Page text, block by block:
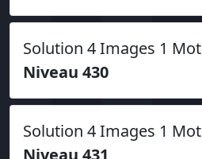
Solution 4 Images 1 Mot
Niveau 430
Solution 4 Images 1 Mot
Niveau 431